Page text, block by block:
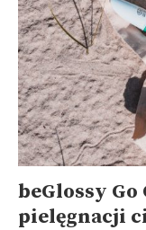
beGlossy
pielęgnacji